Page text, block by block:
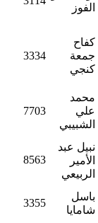
الفوز
كفاح
جمعة
كنجي
3334
محمد
علي
الشبيبي
7703
نبيل عبد
الأمير
الربيعي
8563
باسل
شامايا
3355